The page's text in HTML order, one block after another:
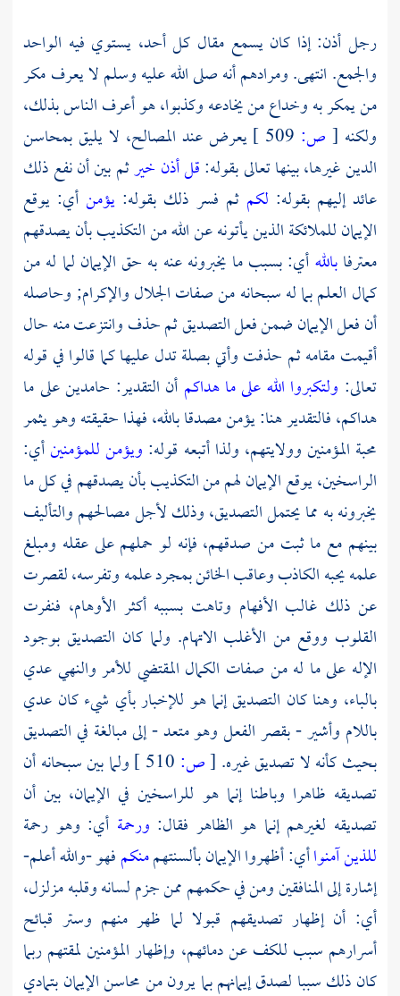
رجل أذن: إذا كان يسمع مقال كل أحد، يستوي فيه الواحد
والجمع. انتهى. ومرادهم أنه صلى الله عليه وسلم لا يعرف مكر
من يمكر به وخداع من يخادعه وكذبوا، هو أعرف الناس بذلك،
ولكنه [ ص:
يعرض عند المصالح، لا يليق بمحاسن
الدين غيرها، بينها تعالى بقوله:قل أذن خيرثم بين أن نفع ذلك
عائد إليهم بقوله: لكمثم فسر ذلك بقوله: يؤمن أي: يوقع
الإيمان للملائكة الذين يأتونه عن الله من التكذيب بأن يصدقهم
معترفاباللهأي: بسبب ما يخبرونه عنه به حق الإيمان لما له من
كمال العلم بما له سبحانه من صفات الجلال والإكرام; وحاصله
أن فعل الإيمان ضمن فعل التصديق ثم حذف وانتزعت منه حال
أقيمت مقامه ثم حذفت وأتي بصلة تدل عليها كما قالوا في قوله
تعالى: ولتكبروا الله على ما هداكم أن التقدير: حامدين على ما
هداكم، فالتقدير هنا: يؤمن مصدقا بالله، فهذا حقيقته وهو يثمر
محبة المؤمنين وولايتهم، ولذا أتبعه قوله: ويؤمن للمؤمنينأي:
الراسخين، يوقع الإيمان لهم من التكذيب بأن يصدقهم في كل ما
يخبرونه به مما يحتمل التصديق، وذلك لأجل مصالحهم والتأليف
بينهم مع ما ثبت من صدقهم، فإنه لو حملهم على عقله ومبلغ
علمه يحبه الكاذب وعاقب الخائن بمجرد علمه وتفرسه، لقصرت
عن ذلك غالب الأفهام وتاهت بسببه أكثر الأوهام، فنفرت
القلوب ووقع من الأغلب الاتهام. ولما كان التصديق بوجود
الإله على ما له من صفات الكمال المقتضي للأمر والنهي عدي
بالباء، وهنا كان التصديق إنما هو للإخبار بأي شيء كان عدي
باللام وأشير - بقصر الفعل وهو متعد - إلى مبالغة في التصديق
بحيث كأنه لا تصديق غيره. [ص:
ولما بين سبحانه أن
تصديقه ظاهرا وباطنا إنما هو للراسخين في الإيمان، بين أن
تصديقه لغيرهم إنما هو الظاهر فقال: ورحمة أي: وهو رحمة
للذين آمنواأي: أظهروا الإيمان بألسنتهممنكمفهو -والله أعلم-
إشارة إلى المنافقين ومن في حكمهم ممن جزم لسانه وقلبه مزلزل،
أي: أن إظهار تصديقهم قبولا لما ظهر منهم وستر قبائح
أسرارهم سبب للكف عن دمائهم، وإظهار المؤمنين لمقتهم ربما
كان ذلك سببا لصدق إيمانهم بما يرون من محاسن الإيمان بتمادي